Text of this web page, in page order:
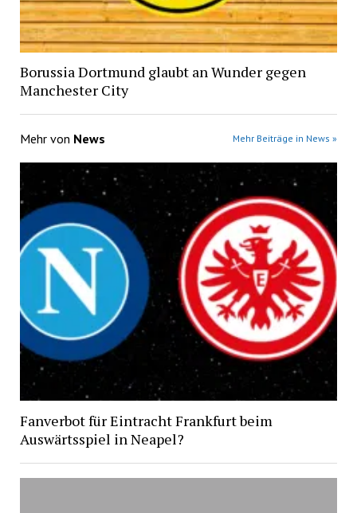
Borussia Dortmund glaubt an Wunder gegen
Manchester City
Mehr von News Mehr Beiträge in News »
Fanverbot für Eintracht Frankfurt beim
Auswärtsspiel in Neapel?